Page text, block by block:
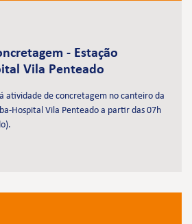
- Estação
Vila Penteado
atividade de concretagem no canteiro da
Hospital Vila Penteado a partir das 07h